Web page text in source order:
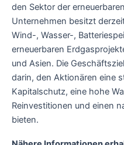
den Sektor der
Unternehmen besitzt
Wind-, Wasser-,
erneuerbaren
und Asien. Die
darin, den Aktionären eine
Kapitalschutz, eine hohe
Reinvestitionen und einen
bieten.